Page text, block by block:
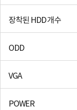
장착된 HDD 개수
ODD
VGA
POWER